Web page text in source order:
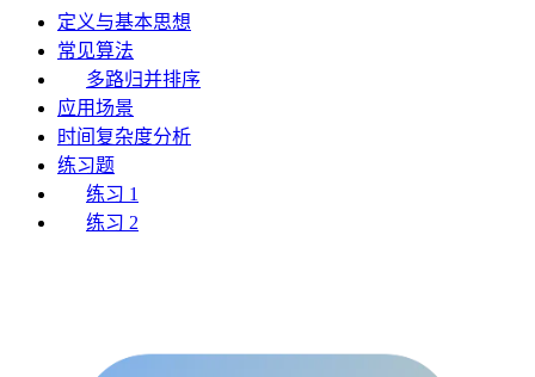
定义与基本思想
常见算法
多路归并排序
应用场景
时间复杂度分析
练习题
练习 1
练习 2